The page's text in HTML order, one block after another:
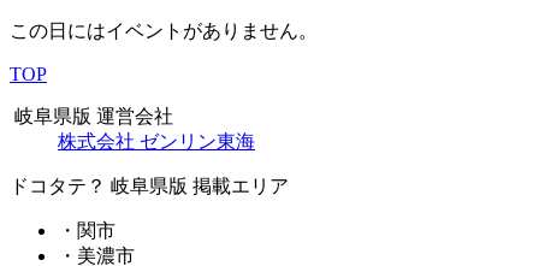
この日にはイベントがありません。
TOP
岐阜県版 運営会社
株式会社 ゼンリン東海
ドコタテ？ 岐阜県版 掲載エリア
・関市
・美濃市